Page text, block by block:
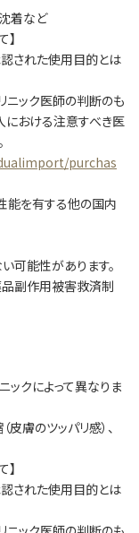
沈着など
】
された使用目的とは
ニック医師の判断のも
における注意すべき医
purchas
能を有する他の国内
可能性があります。
品副作用被害救済制
クによって異なりま
皮膚のツッパリ感）、
】
された使用目的とは